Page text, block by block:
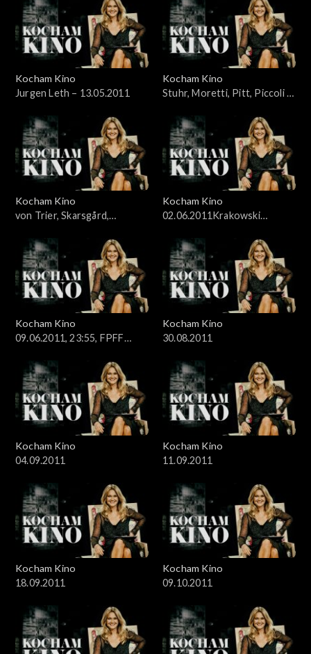
Kocham Kino
Jurgen Leth – 13.05.2011
Kocham Kino
Stuhr, Moretti, Pitt, Piccoli –
Kocham Kino
von Trier, Skarsgård,
Kocham Kino
02.06.2011Krakowski
Kocham Kino
09.06.2011, 23:55, FPFF
Kocham Kino
30.08.2011
Kocham Kino
04.09.2011
Kocham Kino
11.09.2011
Kocham Kino
18.09.2011
Kocham Kino
09.10.2011